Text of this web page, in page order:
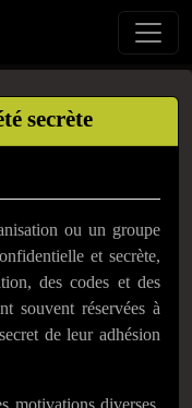
secrète
ou un groupe
et secrète,
des codes et des
souvent réservées à
de leur adhésion